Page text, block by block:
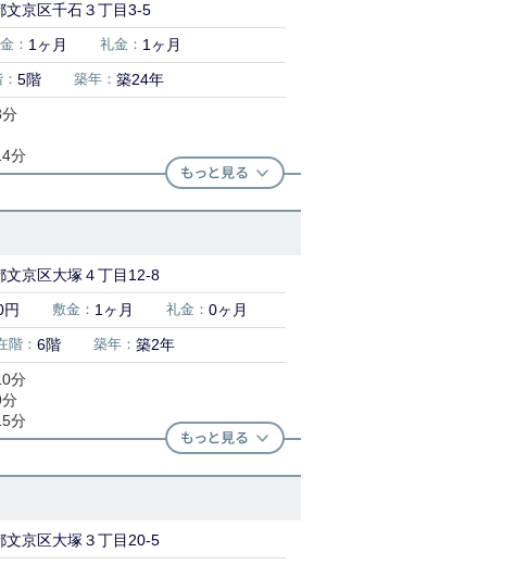
文京区千石３丁目3-5
： 1ヶ月 礼金： 1ヶ月
5階 築年： 築24年
分
分
文京区大塚４丁目12-8
敷金： 1ヶ月 礼金： 0ヶ月
階： 6階 築年： 築2年
分
分
分
文京区大塚３丁目20-5